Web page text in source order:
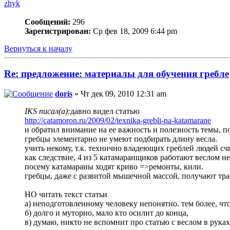
zhyk
Сообщений: 296
Зарегистрирован: Ср фев 18, 2009 6:44 pm
Вернуться к началу
Re: предложение: материалы для обучения гребле
doris » Чт дек 09, 2010 12:31 am
IKS писал(а):давно видел статью
http://catamoron.ru/2009/02/texnika-grebli-na-katamarane
и обратил внимание на ее важность и полезность темы,
гребцы элементарно не умеют подбирать длину весла.
учить некому, т.к. технично владеющих греблей людей
как следствие, 4 из 5 катамаранщиков работают веслом
посему катамараны ходят криво =>ремонты, кили.
гребцы, даже с развитой мышечной массой, получают
НО читать текст статьи
а) неподготовленному человеку непонятно. тем более,
б) долго и муторно, мало кто осилит до конца,
в) думаю, никто не вспомнит про статью с веслом в